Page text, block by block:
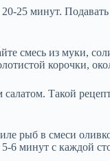
20-25 минут.
смесь из муки,
корочки,
Такой
рыб в смеси
5-6 минут с каждой